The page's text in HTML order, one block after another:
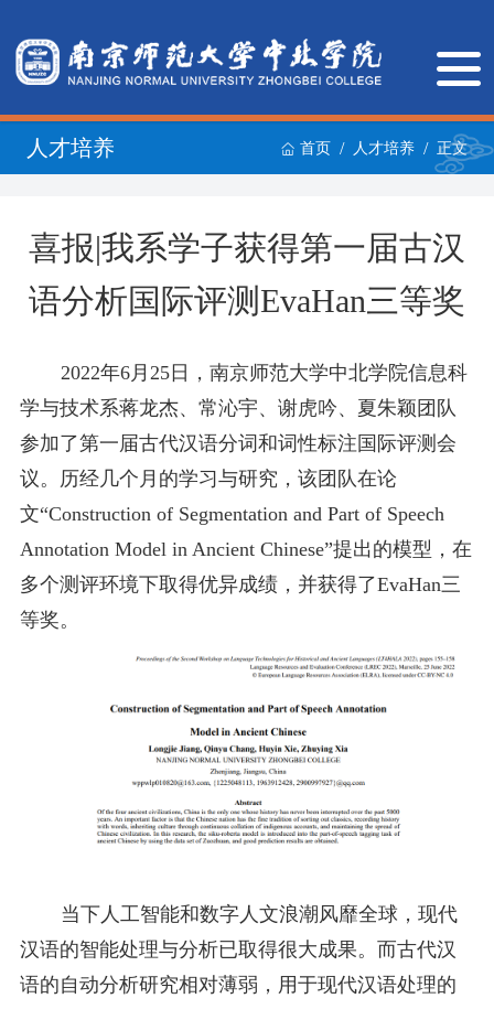
人才培养 首页 / 人才培养 / 正文
喜报|我系学子获得第一届古汉
语分析国际评测EvaHan三等奖
2022年6月25日，南京师范大学中北学院信息科
学与技术系蒋龙杰、常沁宇、谢虎吟、夏朱颖 团队
参加了第一届古代汉语分词和词性标注国际评测会
议。历经几个月的学习与研究 ， 该团队在论
文“Construction of Segmentation and Part of Speech
Annotation Model in Ancient Chinese”提出的模型，在
多个测评环境下取得优异成绩， 并获得了EvaHan三
等奖。
当下人工智能和数字人文浪潮风靡全球，现代
汉语的智能处理与分析已取得很大成果。而古代汉
语的自动分析研究相对薄弱，用于现代汉语处理的